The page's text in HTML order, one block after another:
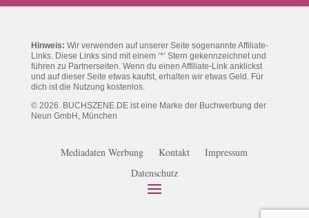
Hinweis: Wir verwenden auf unserer Seite sogenannte Affiliate-
Links. Diese Links sind mit einem ‘*‘ Stern gekennzeichnet und
führen zu Partnerseiten. Wenn du einen Affiliate-Link anklickst
und auf dieser Seite etwas kaufst, erhalten wir etwas Geld. Für
dich ist die Nutzung kostenlos.
© 2026. BUCHSZENE.DE ist eine Marke der Buchwerbung der
Neun GmbH, München
Mediadaten Werbung Kontakt
Impressum
Datenschutz